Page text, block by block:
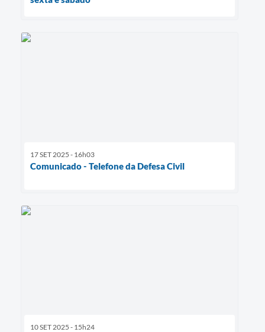
17 SET 2025 - 16h03
Comunicado - Telefone da Defesa Civil
10 SET 2025 - 15h24